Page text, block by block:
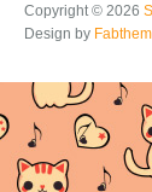
Copyright © 2026
Design by